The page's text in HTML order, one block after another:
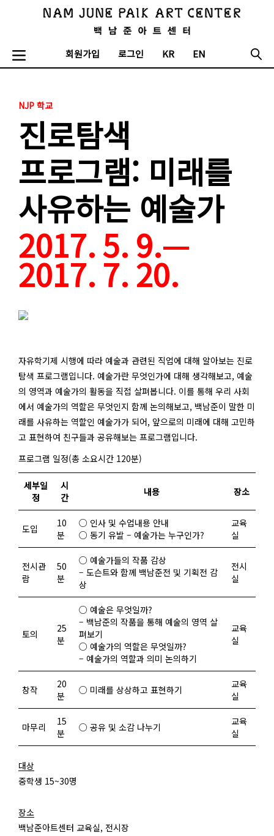
회원가입 로그인 KR EN
NJP 학교
진로탐색
프로그램: 미래를
사유하는 예술가
2017. 5. 9.—
2017. 7. 20.
자유학기제 시행에 따라 예술과 관련된 직업에 대해 알아보는 진로
탐색 프로그램입니다. 예술가란 무엇인가에 대해 생각해보고, 예술
의 영역과 예술가의 활동을 직접 살펴봅니다. 이를 통해 우리 사회
에서 예술가의 역할은 무엇인지 함께 논의해보고, 백남준이 말한 미
래를 사유하는 역할인 예술가가 되어, 앞으로의 미래에 대해 고민하
고 표현하여 친구들과 공유해보는 프로그램입니다.
프로그램 일정(총 소요시간 120분)
세부일
정
시
간
내용 장소
도입
10
분
○ 인사 및 수업내용 안내
○ 동기 유발 – 예술가는 누구인가?
교육
실
전시관
람
50
분
○ 예술가들의 작품 감상
– 도슨트와 함께 백남준전 및 기획전 감
상
전시
실
토의
25
분
○ 예술은 무엇일까?
– 백남준의 작품을 통해 예술의 영역 살
펴보기
○ 예술가의 역할은 무엇일까?
– 예술가의 역할과 의미 논의하기
교육
실
창작
20
분
○ 미래를 상상하고 표현하기
교육
실
마무리
15
분
○ 공유 및 소감 나누기
교육
실
대상
중학생 15~30명
장소
백남준아트센터 교육실, 전시장